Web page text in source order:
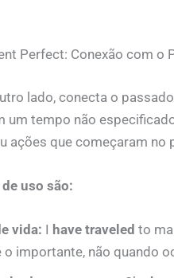
Perfect: Conexão com o
lado, conecta o
um tempo não
ações que começaram
uso são:
vida: I have traveled to
o importante, não quando